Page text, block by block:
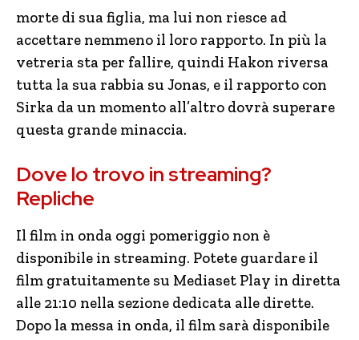
morte di sua figlia, ma lui non riesce ad
accettare nemmeno il loro rapporto. In più la
vetreria sta per fallire, quindi Hakon riversa
tutta la sua rabbia su Jonas, e il rapporto con
Sirka da un momento all’altro dovrà superare
questa grande minaccia.
Dove lo trovo in streaming?
Repliche
Il film in onda oggi pomeriggio non è
disponibile in streaming. Potete guardare il
film gratuitamente su Mediaset Play in diretta
alle 21:10 nella sezione dedicata alle dirette.
Dopo la messa in onda, il film sarà disponibile